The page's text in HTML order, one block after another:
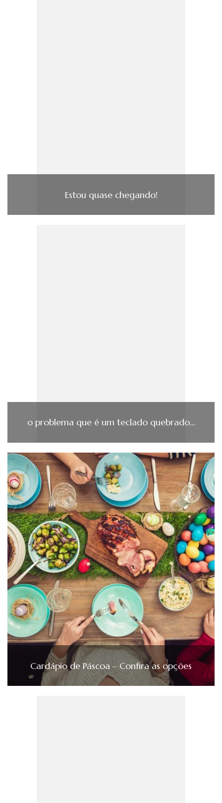
Estou quase chegando!
o problema que é um teclado quebrado…
Cardápio de Páscoa – Confira as opções